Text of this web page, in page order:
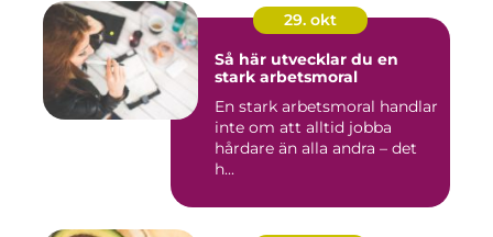
29. okt
Så här utvecklar du en
stark arbetsmoral
En stark arbetsmoral handlar
inte om att alltid jobba
hårdare än alla andra – det
h...